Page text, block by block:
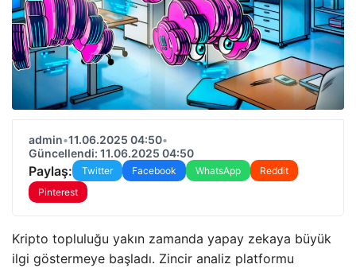
admin•11.06.2025 04:50•
Güncellendi: 11.06.2025 04:50
Paylaş: Twitter Facebook WhatsApp
Reddit
Pinterest
Kripto topluluğu yakın zamanda yapay zekaya büyük
ilgi göstermeye başladı. Zincir analiz platformu